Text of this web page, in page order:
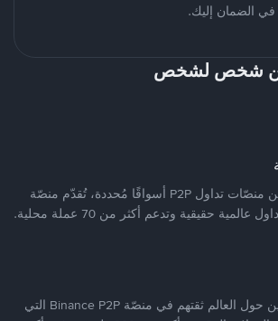
في الضمان إليك.
من شخص لشخص
بينما تستهدف العديد من منصّات تداول P2P أسواقًا مُحددة، تُقدّم منصّة
يضع ملايين المُستخدمين حول العالم ثقتهم في منصّة Binance P2P التي